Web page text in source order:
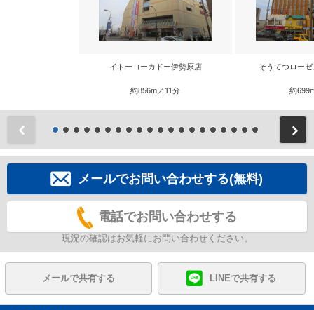
イトーヨーカドー伊勢原店
約856m／11分
そうてつロー
約
メールでお問い合わせする(無料)
電話でお問い合わせする
現況の確認はお気軽にお問い合わせください。
メールで共有する LINEで共有する